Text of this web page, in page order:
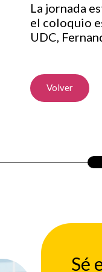
La jornada
el coloquio
UDC,
Volver
Sé